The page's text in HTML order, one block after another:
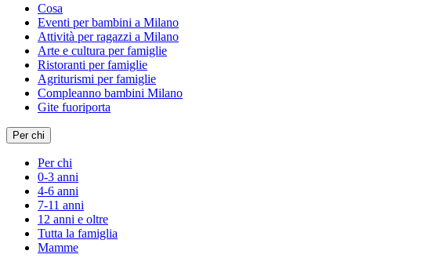
Cosa
Eventi per bambini a Milano
Attività per ragazzi a Milano
Arte e cultura per famiglie
Ristoranti per famiglie
Agriturismi per famiglie
Compleanno bambini Milano
Gite fuoriporta
Per chi
Per chi
0-3 anni
4-6 anni
7-11 anni
12 anni e oltre
Tutta la famiglia
Mamme